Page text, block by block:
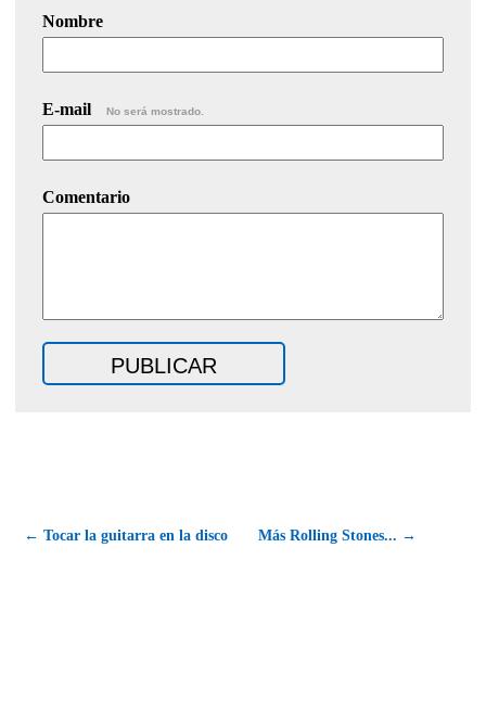
Nombre
E-mail No será mostrado.
Comentario
← Tocar la guitarra en la disco Más Rolling Stones... →